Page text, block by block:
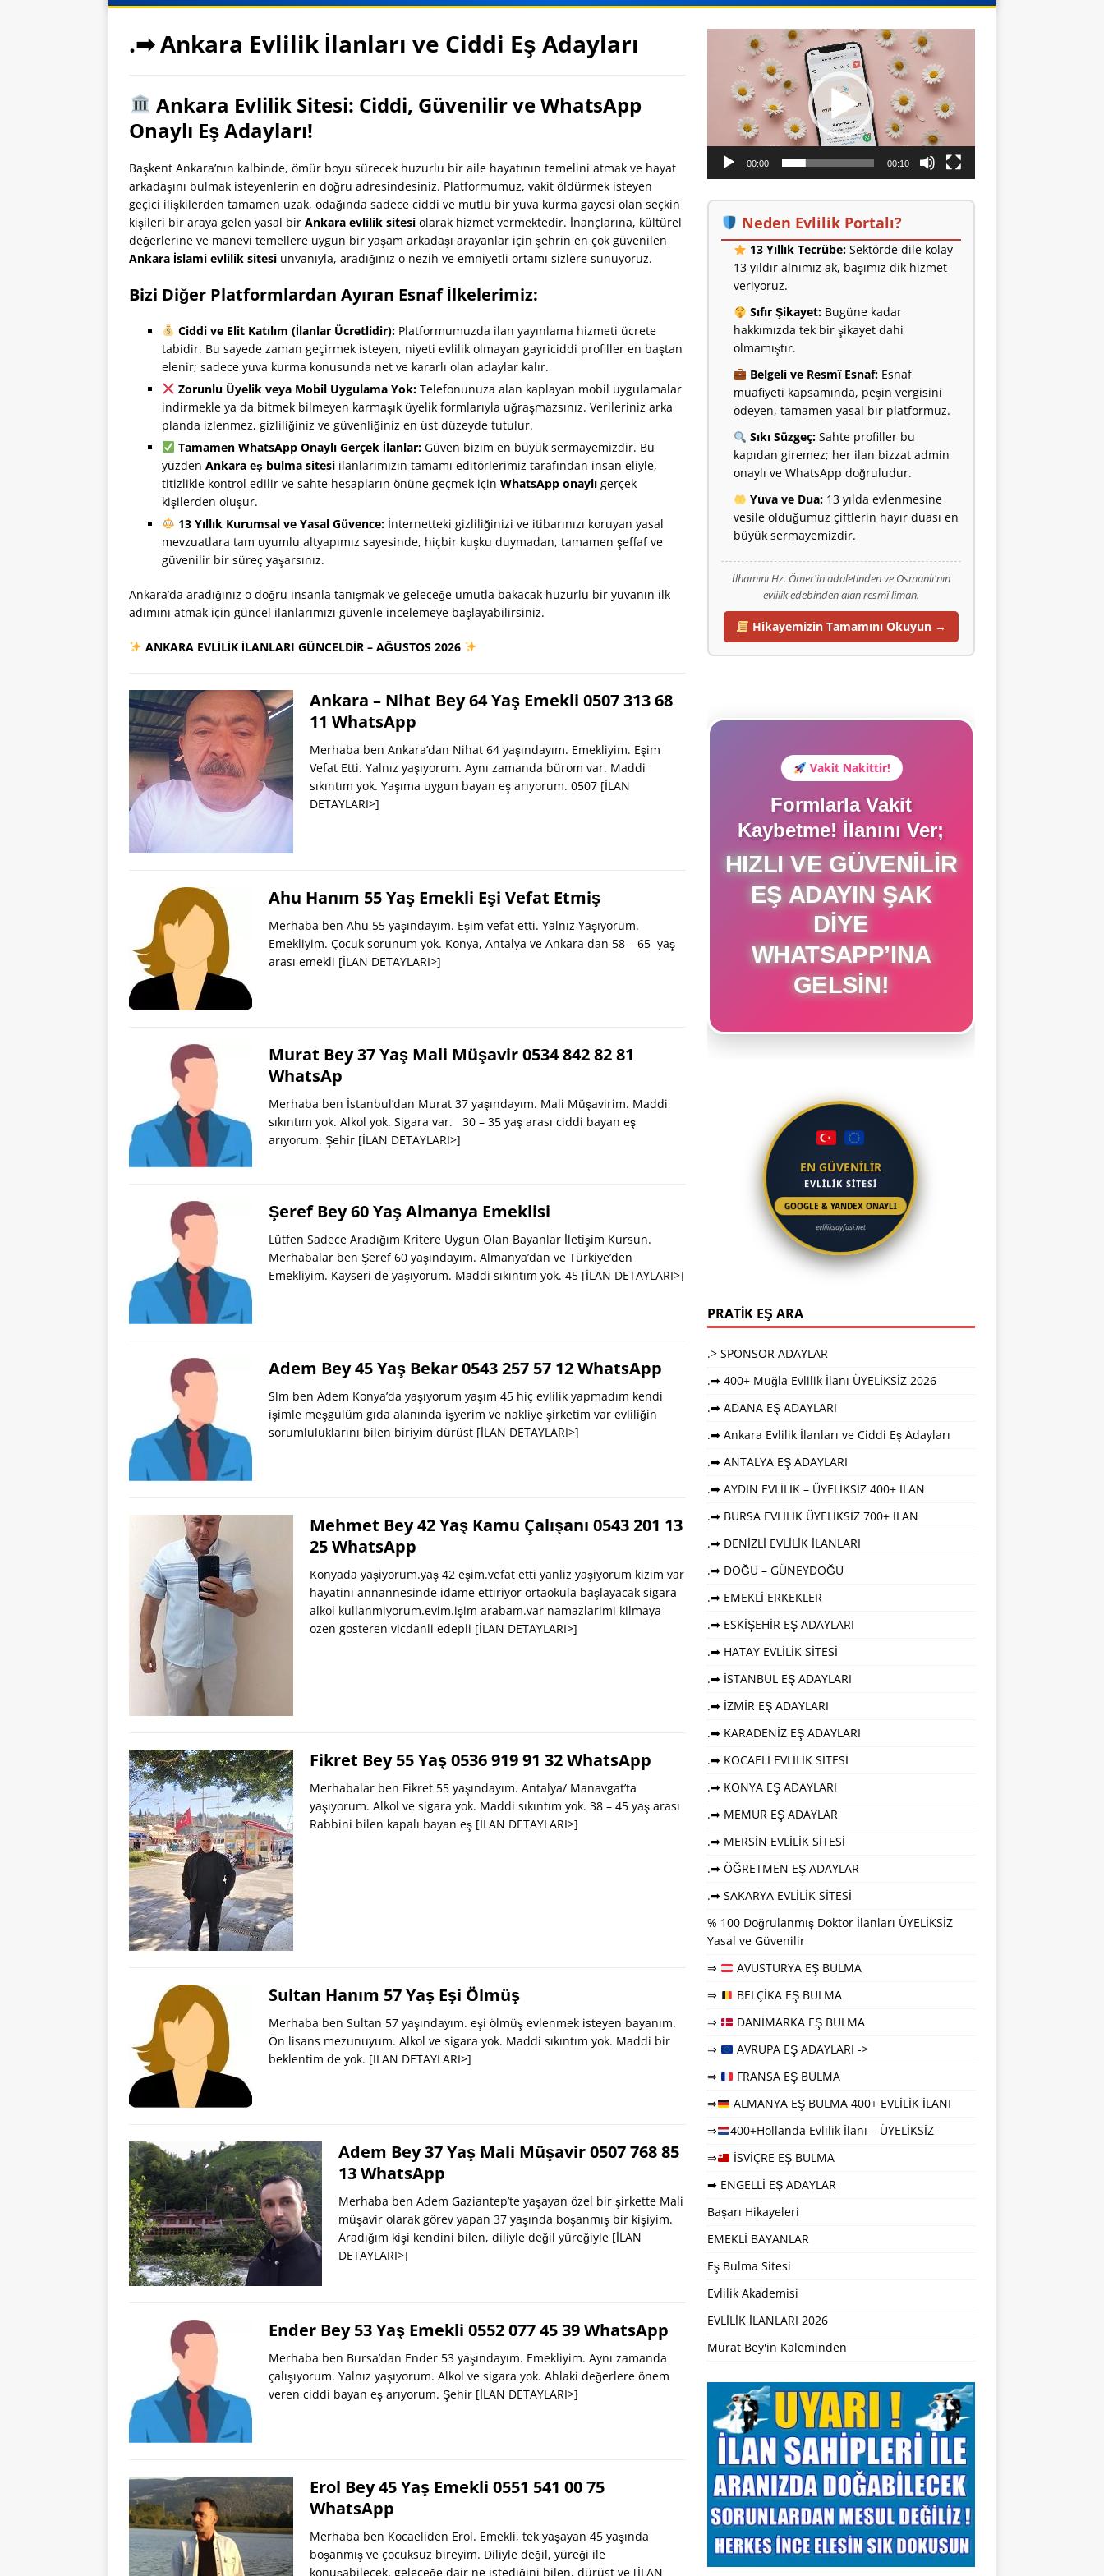
.➡ Ankara Evlilik İlanları ve Ciddi Eş Adayları
Ankara Evlilik Sitesi: Ciddi, Güvenilir ve WhatsApp
Onaylı Eş Adayları!
Başkent Ankara’nın kalbinde, ömür boyu sürecek huzurlu bir aile hayatının temelini atmak ve hayat
arkadaşını bulmak isteyenlerin en doğru adresindesiniz. Platformumuz, vakit öldürmek isteyen
geçici ilişkilerden tamamen uzak, odağında sadece ciddi ve mutlu bir yuva kurma gayesi olan seçkin
kişileri bir araya gelen yasal bir Ankara evlilik sitesi olarak hizmet vermektedir. İnançlarına, kültürel
değerlerine ve manevi temellere uygun bir yaşam arkadaşı arayanlar için şehrin en çok güvenilen
Ankara İslami evlilik sitesi unvanıyla, aradığınız o nezih ve emniyetli ortamı sizlere sunuyoruz.
Bizi Diğer Platformlardan Ayıran Esnaf İlkelerimiz:
Ciddi ve Elit Katılım (İlanlar Ücretlidir):Platformumuzda ilan yayınlama hizmeti ücrete
tabidir. Bu sayede zaman geçirmek isteyen, niyeti evlilik olmayan gayriciddi profiller en baştan
elenir; sadece yuva kurma konusunda net ve kararlı olan adaylar kalır.
Zorunlu Üyelik veya Mobil Uygulama Yok:Telefonunuza alan kaplayan mobil uygulamalar
indirmekle ya da bitmek bilmeyen karmaşık üyelik formlarıyla uğraşmazsınız. Verileriniz arka
planda izlenmez, gizliliğiniz ve güvenliğiniz en üst düzeyde tutulur.
Tamamen WhatsApp Onaylı Gerçek İlanlar:Güven bizim en büyük sermayemizdir. Bu
yüzden Ankara eş bulma sitesi ilanlarımızın tamamı editörlerimiz tarafından insan eliyle,
titizlikle kontrol edilir ve sahte hesapların önüne geçmek için WhatsApp onaylı gerçek
kişilerden oluşur.
13 Yıllık Kurumsal ve Yasal Güvence:İnternetteki gizliliğinizi ve itibarınızı koruyan yasal
mevzuatlara tam uyumlu altyapımız sayesinde, hiçbir kuşku duymadan, tamamen şeffaf ve
güvenilir bir süreç yaşarsınız.
Ankara’da aradığınız o doğru insanla tanışmak ve geleceğe umutla bakacak huzurlu bir yuvanın ilk
adımını atmak için güncel ilanlarımızı güvenle incelemeye başlayabilirsiniz.
ANKARA EVLİLİK İLANLARI GÜNCELDİR – AĞUSTOS 2026
Ankara – Nihat Bey 64 Yaş Emekli 0507 313 68
11 WhatsApp
Merhaba ben Ankara’dan Nihat 64 yaşındayım. Emekliyim. Eşim
Vefat Etti. Yalnız yaşıyorum. Aynı zamanda bürom var. Maddi
sıkıntım yok. Yaşıma uygun bayan eş arıyorum. 0507 [İLAN
DETAYLARI>]
Ahu Hanım 55 Yaş Emekli Eşi Vefat Etmiş
Merhaba ben Ahu 55 yaşındayım. Eşim vefat etti. Yalnız Yaşıyorum.
Emekliyim. Çocuk sorunum yok. Konya, Antalya ve Ankara dan 58 – 65 yaş
arası emekli [İLAN DETAYLARI>]
Murat Bey 37 Yaş Mali Müşavir 0534 842 82 81
WhatsAp
Merhaba ben İstanbul’dan Murat 37 yaşındayım. Mali Müşavirim. Maddi
sıkıntım yok. Alkol yok. Sigara var. 30 – 35 yaş arası ciddi bayan eş
arıyorum. Şehir [İLAN DETAYLARI>]
Şeref Bey 60 Yaş Almanya Emeklisi
Lütfen Sadece Aradığım Kritere Uygun Olan Bayanlar İletişim Kursun.
Merhabalar ben Şeref 60 yaşındayım. Almanya’dan ve Türkiye’den
Emekliyim. Kayseri de yaşıyorum. Maddi sıkıntım yok. 45 [İLAN DETAYLARI>]
Adem Bey 45 Yaş Bekar 0543 257 57 12 WhatsApp
Slm ben Adem Konya’da yaşıyorum yaşım 45 hiç evlilik yapmadım kendi
işimle meşgulüm gıda alanında işyerim ve nakliye şirketim var evliliğin
sorumluluklarını bilen biriyim dürüst [İLAN DETAYLARI>]
Mehmet Bey 42 Yaş Kamu Çalışanı 0543 201 13
25 WhatsApp
Konyada yaşiyorum.yaş 42 eşim.vefat etti yanliz yaşiyorum kizim var
hayatini annannesinde idame ettiriyor ortaokula başlayacak sigara
alkol kullanmiyorum.evim.işim arabam.var namazlarimi kilmaya
ozen gosteren vicdanli edepli [İLAN DETAYLARI>]
Fikret Bey 55 Yaş 0536 919 91 32 WhatsApp
Merhabalar ben Fikret 55 yaşındayım. Antalya/ Manavgat’ta
yaşıyorum. Alkol ve sigara yok. Maddi sıkıntım yok. 38 – 45 yaş arası
Rabbini bilen kapalı bayan eş [İLAN DETAYLARI>]
Sultan Hanım 57 Yaş Eşi Ölmüş
Merhaba ben Sultan 57 yaşındayım. eşi ölmüş evlenmek isteyen bayanım.
Ön lisans mezunuyum. Alkol ve sigara yok. Maddi sıkıntım yok. Maddi bir
beklentim de yok. [İLAN DETAYLARI>]
Adem Bey 37 Yaş Mali Müşavir 0507 768 85
13 WhatsApp
Merhaba ben Adem Gaziantep’te yaşayan özel bir şirkette Mali
müşavir olarak görev yapan 37 yaşında boşanmış bir kişiyim.
Aradığım kişi kendini bilen, diliyle değil yüreğiyle [İLAN
DETAYLARI>]
Ender Bey 53 Yaş Emekli 0552 077 45 39 WhatsApp
Merhaba ben Bursa’dan Ender 53 yaşındayım. Emekliyim. Aynı zamanda
çalışıyorum. Yalnız yaşıyorum. Alkol ve sigara yok. Ahlaki değerlere önem
veren ciddi bayan eş arıyorum. Şehir [İLAN DETAYLARI>]
Erol Bey 45 Yaş Emekli 0551 541 00 75
WhatsApp
Merhaba ben Kocaeliden Erol. Emekli, tek yaşayan 45 yaşında
boşanmış ve çocuksuz bireyim. Diliyle değil, yüreği ile
konuşabilecek, geleceğe dair ne istediğini bilen, dürüst ve [İLAN
oynatıcı
00:00 00:10
Neden Evlilik Portalı?
13 Yıllık Tecrübe:Sektörde dile kolay
13 yıldır alnımız ak, başımız dik hizmet
veriyoruz.
Sıfır Şikayet:Bugüne kadar
hakkımızda tek bir şikayet dahi
olmamıştır.
Belgeli ve Resmî Esnaf:Esnaf
muafiyeti kapsamında, peşin vergisini
ödeyen, tamamen yasal bir platformuz.
Sıkı Süzgeç:Sahte profiller bu
kapıdan giremez; her ilan bizzat admin
onaylı ve WhatsApp doğruludur.
Yuva ve Dua:13 yılda evlenmesine
vesile olduğumuz çiftlerin hayır duası en
büyük sermayemizdir.
İlhamını Hz. Ömer'in adaletinden ve Osmanlı'nın
evlilik edebinden alan resmî liman.
Hikayemizin Tamamını Okuyun →
Vakit Nakittir!
Formlarla Vakit
Kaybetme! İlanını Ver;
HIZLI VE GÜVENILIR
EŞ ADAYIN ŞAK
DIYE
WHATSAPP’INA
GELSIN!
EN GÜVENİLİR
EVLİLİK SİTESİ
GOOGLE & YANDEX ONAYLI
evliliksayfasi.net
PRATİK EŞ ARA
.> SPONSOR ADAYLAR
.➡ 400+ Muğla Evlilik İlanı ÜYELİKSİZ 2026
.➡ ADANA EŞ ADAYLARI
.➡ Ankara Evlilik İlanları ve Ciddi Eş Adayları
.➡ ANTALYA EŞ ADAYLARI
.➡ AYDIN EVLİLİK – ÜYELİKSİZ 400+ İLAN
.➡ BURSA EVLİLİK ÜYELİKSİZ 700+ İLAN
.➡ DENİZLİ EVLİLİK İLANLARI
.➡ DOĞU – GÜNEYDOĞU
.➡ EMEKLİ ERKEKLER
.➡ ESKİŞEHİR EŞ ADAYLARI
.➡ HATAY EVLİLİK SİTESİ
.➡ İSTANBUL EŞ ADAYLARI
.➡ İZMİR EŞ ADAYLARI
.➡ KARADENİZ EŞ ADAYLARI
.➡ KOCAELİ EVLİLİK SİTESİ
.➡ KONYA EŞ ADAYLARI
.➡ MEMUR EŞ ADAYLAR
.➡ MERSİN EVLİLİK SİTESİ
.➡ ÖĞRETMEN EŞ ADAYLAR
.➡ SAKARYA EVLİLİK SİTESİ
% 100 Doğrulanmış Doktor İlanları ÜYELİKSİZ
Yasal ve Güvenilir
⇒
AVUSTURYA EŞ BULMA
⇒
BELÇİKA EŞ BULMA
⇒
DANİMARKA EŞ BULMA
⇒
AVRUPA EŞ ADAYLARI ->
⇒
FRANSA EŞ BULMA
⇒
ALMANYA EŞ BULMA 400+ EVLİLİK İLANI
⇒
400+Hollanda Evlilik İlanı – ÜYELİKSİZ
⇒
İSVİÇRE EŞ BULMA
➡ ENGELLİ EŞ ADAYLAR
Başarı Hikayeleri
EMEKLİ BAYANLAR
Eş Bulma Sitesi
Evlilik Akademisi
EVLİLİK İLANLARI 2026
Murat Bey'in Kaleminden